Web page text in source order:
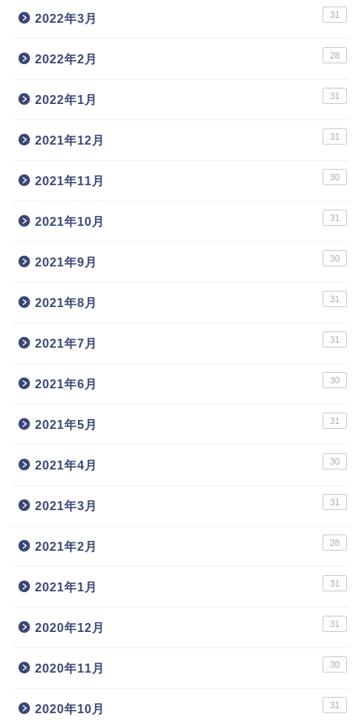
2022年3月 31
2022年2月 28
2022年1月 31
2021年12月 31
2021年11月 30
2021年10月 31
2021年9月 30
2021年8月 31
2021年7月 31
2021年6月 30
2021年5月 31
2021年4月 30
2021年3月 31
2021年2月 28
2021年1月 31
2020年12月 31
2020年11月 30
2020年10月 31